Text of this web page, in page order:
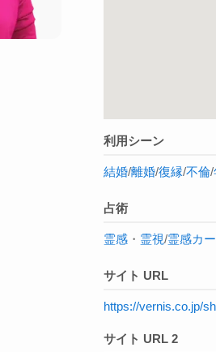
利用シーン
結婚/離婚/復縁/不倫/
占術
霊感 ・ 霊視/霊感カ
サイト URL
https://vernis.co.jp/
サイト URL 2